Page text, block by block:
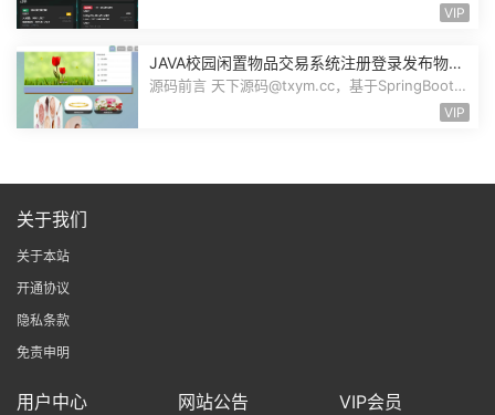
VIP
JAVA校园闲置物品交易系统注册登录发布物品
搜索物品物品交易文章资讯商家管理源码
源码前言 天下源码@txym.cc，基于SpringBoot的
VIP
关于我们
关于本站
开通协议
隐私条款
免责申明
用户中心 网站公告 VIP会员